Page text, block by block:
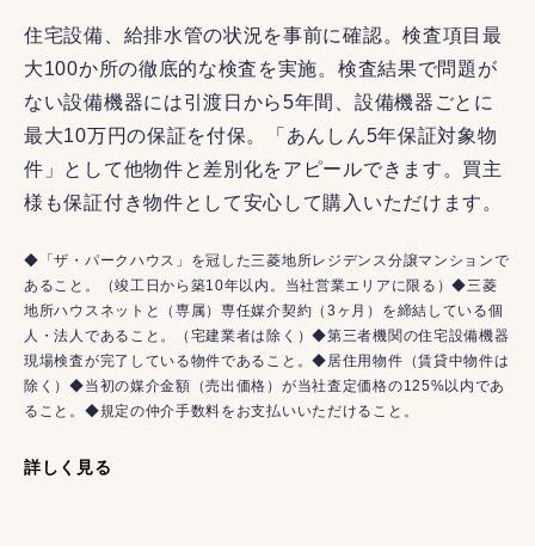
住宅設備、給排水管の状況を事前に確認。検査項目最
大100か所の徹底的な検査を実施。検査結果で問題が
ない設備機器には引渡日から5年間、設備機器ごとに
最大10万円の保証を付保。「あんしん5年保証対象物
件」として他物件と差別化をアピールできます。買主
様も保証付き物件として安心して購入いただけます。
◆「ザ・パークハウス」を冠した三菱地所レジデンス分譲マンションで
あること。（竣工日から築10年以内。当社営業エリアに限る）◆三菱
地所ハウスネットと（専属）専任媒介契約（3ヶ月）を締結している個
人・法人であること。（宅建業者は除く）◆第三者機関の住宅設備機器
現場検査が完了している物件であること。◆居住用物件（賃貸中物件は
除く）◆当初の媒介金額（売出価格）が当社査定価格の125%以内であ
ること。◆規定の仲介手数料をお支払いいただけること。
詳しく見る